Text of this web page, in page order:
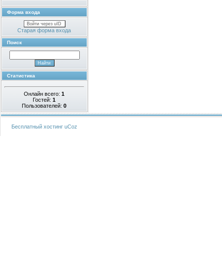
Форма входа
Войти через uID
Старая форма входа
Поиск
Статистика
Онлайн всего:1
Гостей:1
Пользователей:0
Бесплатный хостинг uCoz